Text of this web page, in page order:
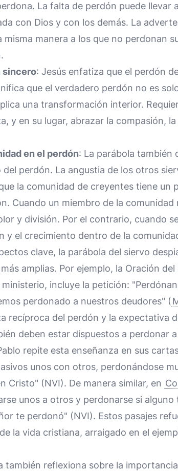
La falta de perdón puede llevar
con Dios y con los demás. La
misma manera a los que no perdonan
sincero: Jesús enfatiza que el perdón
que el verdadero perdón no es
una transformación interior.
y en su lugar, abrazar la compasión,
en el perdón: La parábola también
perdón. La angustia de los otros
la comunidad de creyentes tiene un
Cuando un miembro de la
y división. Por el contrario, cuando
y el crecimiento dentro de la
clave, la parábola del siervo
amplias. Por ejemplo, la Oración
incluye la petición:
perdonado a nuestros deudores" (
recíproca del perdón y la expectativa
deben estar dispuestos a perdonar
repite esta enseñanza en sus
unos con otros, perdonándose
Cristo" (NVI). De manera similar, en
unos a otros y perdonarse si alguno
te perdonó" (NVI). Estos pasajes
la vida cristiana, arraigado en el
también reflexiona sobre la